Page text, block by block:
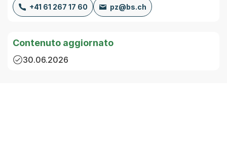
+41 61 267 17 60 pz@bs.ch
Contenuto aggiornato
30.06.2026